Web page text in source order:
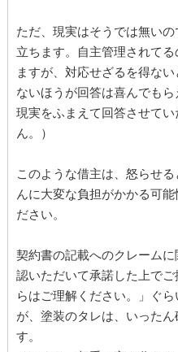
ただ、現実はそうでは無い
立ちます。自主管理されて
ますが、対応せざるを得な
ないほうが回答は喜んでも
現実をふまえて回答させて
ん。）
このような借主は、怒らせ
んに大変な負担がかかる可
ださい。
契約書の記載へのクレーム
認いただいて承諾した上で
らはご理解ください。」ぐ
が、塗装のタレは、いった
す。